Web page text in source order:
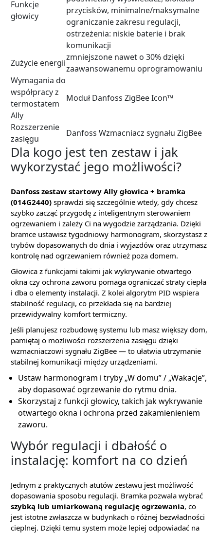
Funkcje
głowicy
przycisków, minimalne/maksymalne
ograniczanie zakresu regulacji,
ostrzeżenia: niskie baterie i brak
komunikacji
Zużycie energii
zmniejszone nawet o 30% dzięki
zaawansowanemu oprogramowaniu
Wymagania do
współpracy z
termostatem
Ally
Moduł Danfoss ZigBee Icon™
Rozszerzenie
zasięgu
Danfoss Wzmacniacz sygnału ZigBee
Dla kogo jest ten zestaw i jak
wykorzystać jego możliwości?
Danfoss zestaw startowy Ally głowica + bramka
(014G2440) sprawdzi się szczególnie wtedy, gdy chcesz
szybko zacząć przygodę z inteligentnym sterowaniem
ogrzewaniem i zależy Ci na wygodzie zarządzania. Dzięki
bramce ustawisz tygodniowy harmonogram, skorzystasz z
trybów dopasowanych do dnia i wyjazdów oraz utrzymasz
kontrolę nad ogrzewaniem również poza domem.
Głowica z funkcjami takimi jak wykrywanie otwartego
okna czy ochrona zaworu pomaga ograniczać straty ciepła
i dba o elementy instalacji. Z kolei algorytm PID wspiera
stabilność regulacji, co przekłada się na bardziej
przewidywalny komfort termiczny.
Jeśli planujesz rozbudowę systemu lub masz większy dom,
pamiętaj o możliwości rozszerzenia zasięgu dzięki
wzmacniaczowi sygnału ZigBee — to ułatwia utrzymanie
stabilnej komunikacji między urządzeniami.
Ustaw harmonogram i tryby „W domu” / „Wakacje”,
aby dopasować ogrzewanie do rytmu dnia.
Skorzystaj z funkcji głowicy, takich jak wykrywanie
otwartego okna i ochrona przed zakamienieniem
zaworu.
Wybór regulacji i dbałość o
instalację: komfort na co dzień
Jednym z praktycznych atutów zestawu jest możliwość
dopasowania sposobu regulacji. Bramka pozwala wybrać
szybką lub umiarkowaną regulację ogrzewania, co
jest istotne zwłaszcza w budynkach o różnej bezwładności
cieplnej. Dzięki temu system może lepiej odpowiadać na